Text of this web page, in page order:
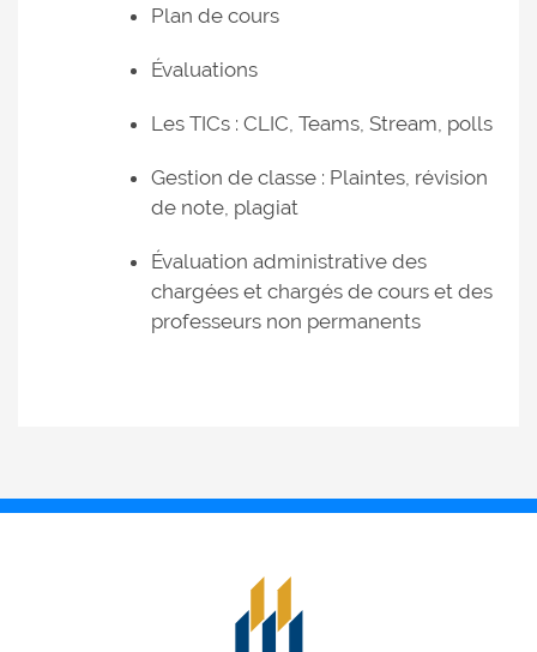
Plan de cours
Évaluations
Les TICs : CLIC, Teams, Stream, polls
Gestion de classe : Plaintes, révision
de note, plagiat
Évaluation administrative des
chargées et chargés de cours et des
professeurs non permanents